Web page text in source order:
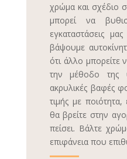
χρώμα και σχέδιο
μπορεί να
εγκαταστάσεις
βάψουμε
ότι άλλο μπορείτε
την μέθοδο της
ακρυλικές βαφές
τιμής με
θα βρείτε στην
πείσει. Βάλτε
επιφάνεια που